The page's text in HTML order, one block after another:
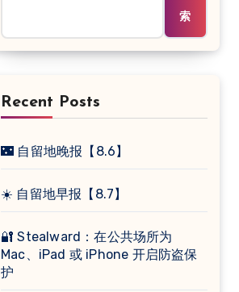
索
Recent Posts
🌃 自留地晚报【8.6】
☀️ 自留地早报【8.7】
🔐 Stealward：在公共场所为
Mac、iPad 或 iPhone 开启防盗保
护